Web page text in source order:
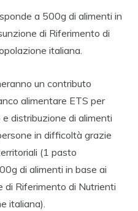
a 500g di alimenti in
di Riferimento di
italiana.
un contributo
alimentare ETS per
distribuzione di alimenti
in difficoltà grazie
(1 pasto
di alimenti in base ai
di Riferimento di Nutrienti
italiana).